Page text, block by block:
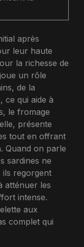
après
leur haute
la richesse de
un rôle
de la
ce qui aide à
le fromage
présente
tout en offrant
Quand on parle
sardines ne
ils regorgent
atténuer les
intense.
aux
complet qui